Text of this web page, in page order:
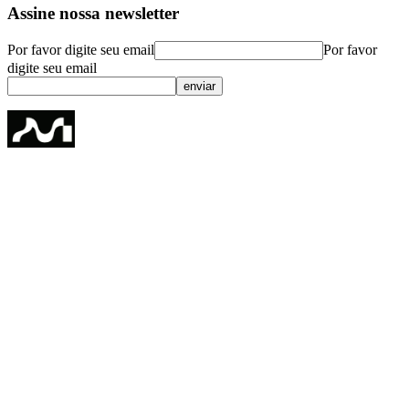
Assine nossa newsletter
Por favor digite seu email
Por favor
digite seu email
enviar